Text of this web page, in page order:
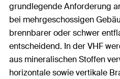
grundlegende Anforderung
bei mehrgeschossigen
brennbarer oder schwer
entscheidend. In der VHF
aus mineralischen Stoffen
horizontale sowie vertikale